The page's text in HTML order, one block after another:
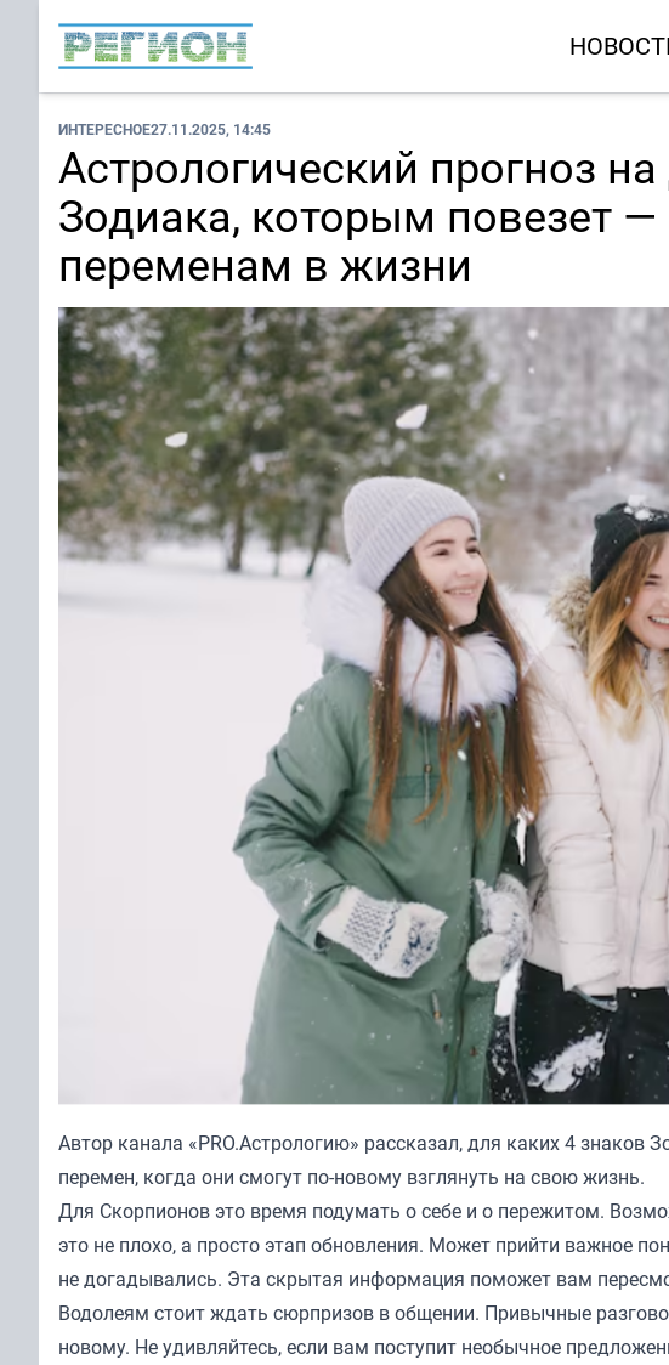
ИНТЕРЕСНОЕ27.11.2025, 14:45
Астрологический прогноз
Зодиака, которым повезет
переменам в жизни
Автор канала «PRO.Астрологию» рассказал, для каких 4 знаков
перемен, когда они смогут по-новому взглянуть на свою жизнь.
Для Скорпионов это время подумать о себе и о пережитом.
это не плохо, а просто этап обновления. Может прийти важное
не догадывались. Эта скрытая информация поможет вам
Водолеям стоит ждать сюрпризов в общении. Привычные
новому. Не удивляйтесь, если вам поступит необычное